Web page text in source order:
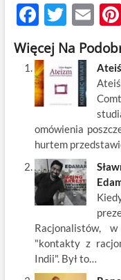
F
ac
e
b
o
o
k
T
w
itt
er
E
m
ail
Więcej Na
omówienia
hurtem
Racjonalistów,
"kontakty z
Indii". Był to…